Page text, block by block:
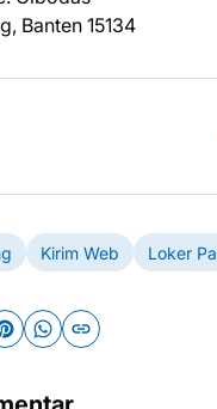
Banten 15134
Kirim Web Loker